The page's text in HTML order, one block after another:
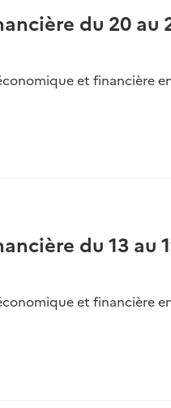
du 20 au
et financière
du 13 au
et financière en